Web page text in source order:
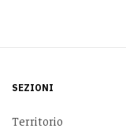
SEZIONI
Territorio